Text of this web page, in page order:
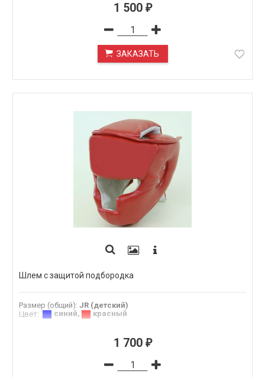
1 500 ₽
ЗАКАЗАТЬ
Шлем с защитой подбородка
Размер (общий): JR (детский)
Цвет: синий, красный
1 700 ₽